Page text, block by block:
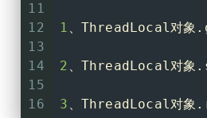
11
12
13
14
15
16
1 、ThreadLocal对象
2 、ThreadLocal对象
3 、ThreadLocal对象